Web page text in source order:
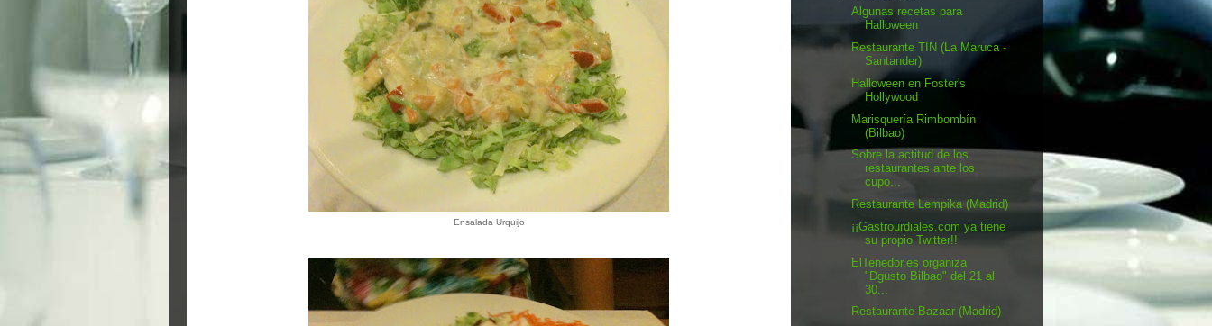
Ensalada Urquijo
Algunas recetas para
Halloween
Restaurante TIN (La Maruca -
Santander)
Halloween en Foster's
Hollywood
Marisquería Rimbombín
(Bilbao)
Sobre la actitud de los
restaurantes ante los
cupo...
Restaurante Lempika (Madrid)
¡¡Gastrourdiales.com ya tiene
su propio Twitter!!
ElTenedor.es organiza
"Dgusto Bilbao" del 21 al
30...
Restaurante Bazaar (Madrid)